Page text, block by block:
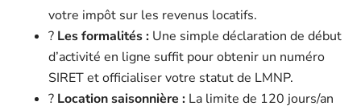
votre impôt sur les revenus locatifs.
? Les formalités : Une simple déclaration de début
d’activité en ligne suffit pour obtenir un numéro
SIRET et officialiser votre statut de LMNP.
?️ Location saisonnière : La limite de 120 jours/an